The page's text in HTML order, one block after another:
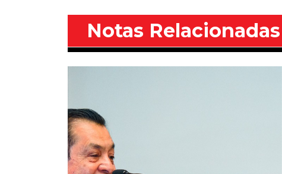
Notas Relacionadas